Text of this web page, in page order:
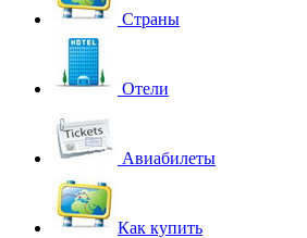
Страны
Отели
Авиабилеты
Как купить